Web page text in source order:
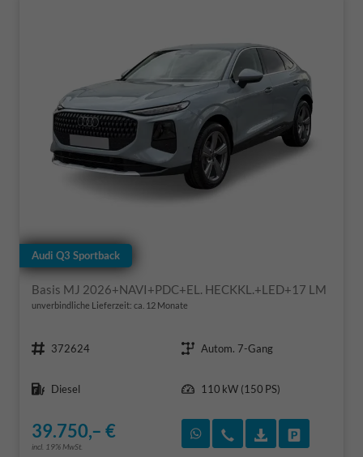
Audi Q3 Sportback
Basis MJ 2026+NAVI+PDC+EL. HECKKL.+LED+17 LM
unverbindliche Lieferzeit: ca. 12 Monate
372624
Autom. 7-Gang
Diesel
110 kW (150 PS)
39.750,– €
incl. 19% MwSt.
Rückruf vereinbaren
Wir rufen Sie an